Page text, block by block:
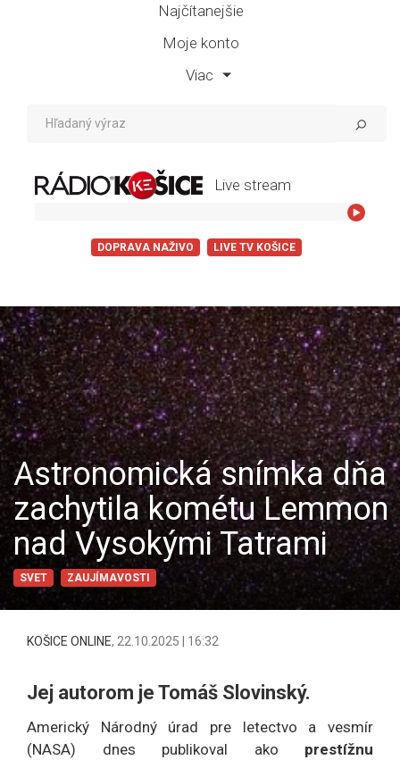
Najčítanejšie
Moje konto
Viac
Live stream
Roxette -
DOPRAVA NAŽIVO LIVE TV KOŠICE
Astronomická snímka dňa
zachytila kométu Lemmon
nad Vysokými Tatrami
SVET ZAUJÍMAVOSTI
KOŠICE ONLINE, 22.10.2025 | 16:32
Jej autorom je Tomáš Slovinský.
Americký Národný úrad pre letectvo a vesmír
(NASA) dnes publikoval ako prestížnu